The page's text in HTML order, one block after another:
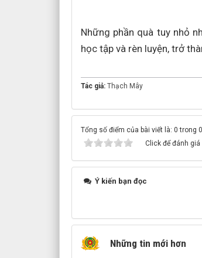
Những phần quà tuy nhỏ
học tập và rèn luyện, trở
Tác giả: Thạch Mây
Tổng số điểm của bài viết là: 0 trong
Click để đánh giá
Ý kiến bạn đọc
Những tin mới hơn